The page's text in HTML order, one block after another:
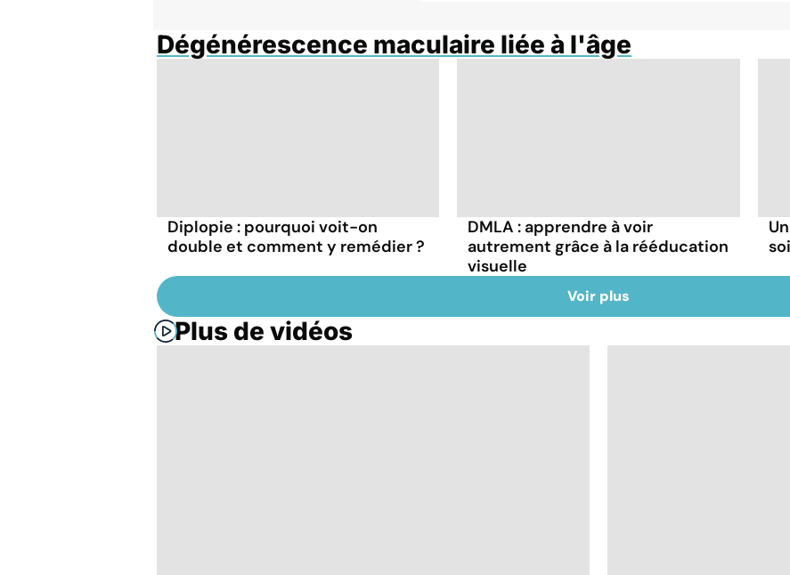
Dégénérescence maculaire liée à l'âge
Diplopie : pourquoi voit-on
double et comment y remédier ?
DMLA : apprendre à voir
autrement grâce à la rééducation
visuelle
Voir plus
Plus de vidéos